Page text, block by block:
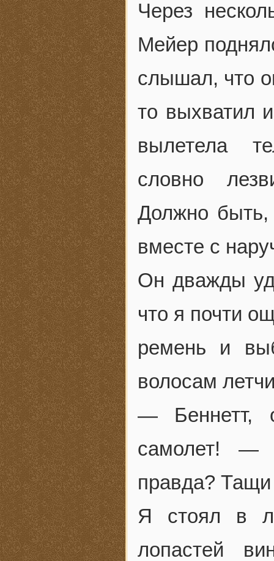
Через
Мейер
слышал, что
то выхватил
вылетела
словно
Должно быть,
вместе с
Он дважды
что я почти
ремень и
волосам
— Беннетт,
самолет! —
правда?
Я стоял в
лопастей